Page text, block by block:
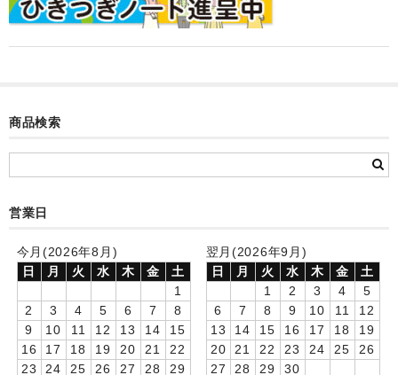
目覚まし時計(集合＋個別)
お絵かきギャラリープラス(絵＋個別)
メロディ時計(個別)
知育時計
お絵かきギャラリー
自作オリジナル時計
商品検索
営業日
今月(2026年8月)
日
月 火 水 木 金
土
1
2
3 4 5 6 7
8
9
10 11 12 13 14
15
16
17 18 19 20 21
22
23
24 25 26 27 28 29
翌月(2026年9月)
日
月 火 水 木 金
土
1
2 3 4
5
6
7 8 9 10 11
12
13
14 15 16 17 18
19
20
21 22 23 24 25
26
27
28 29 30